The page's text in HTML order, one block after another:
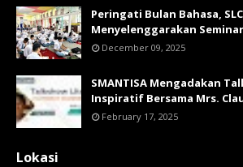
Peringati Bulan Bahasa, SLC
Menyelenggarakan
December 09, 2025
SMANTISA Mengadakan
Inspiratif Bersama Mrs.
February 17, 2025
Lokasi